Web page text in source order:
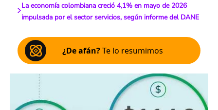
La economía colombiana creció 4,1% en mayo de 2026
impulsada por el sector servicios, según informe del DANE
¿De afán?Te lo resumimos